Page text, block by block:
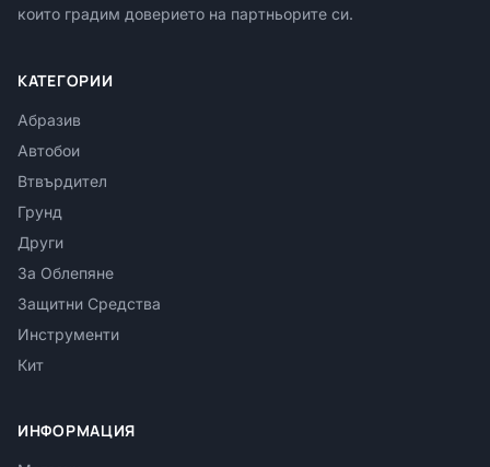
които градим доверието на партньорите си.
КАТЕГОРИИ
Абразив
Автобои
Втвърдител
Грунд
Други
За Облепяне
Защитни Средства
Инструменти
Кит
ИНФОРМАЦИЯ